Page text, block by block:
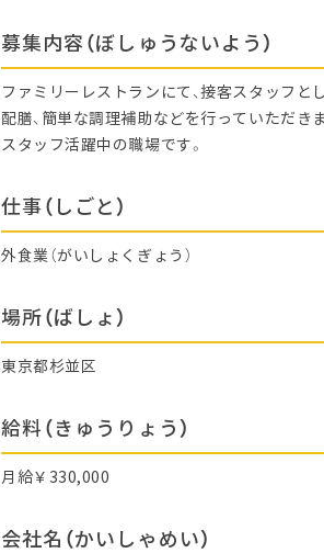
募集内容（ぼしゅうないよう）
ファミリーレストランにて、接客スタッフと
配膳、簡単な調理補助などを行っていただき
スタッフ活躍中の職場です。
仕事（しごと）
外食業（がいしょくぎょう）
場所（ばしょ）
東京都杉並区
給料（きゅうりょう）
月給￥330,000
会社名（かいしゃめい）